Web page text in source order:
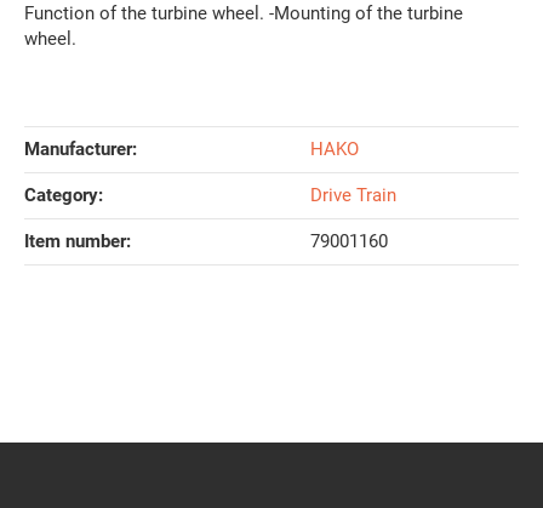
Function of the turbine wheel. -Mounting of the turbine
wheel.
Manufacturer: HAKO
Category: Drive Train
Item number: 79001160